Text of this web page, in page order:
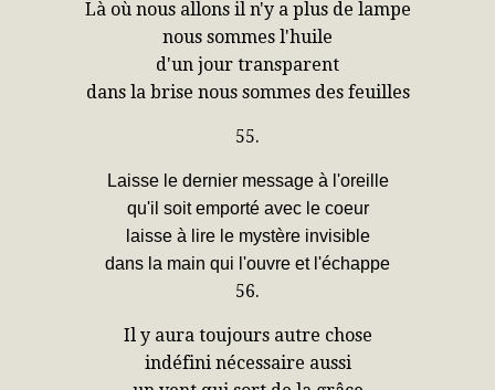
Là où nous allons il n'y a plus de lampe
nous sommes l'huile
d'un jour transparent
dans la brise nous sommes des feuilles
55.
Laisse le dernier message à l'oreille
qu'il soit emporté avec le coeur
laisse à lire le mystère invisible
dans la main qui l'ouvre et l'échappe
56.
Il y aura toujours autre chose
indéfini nécessaire aussi